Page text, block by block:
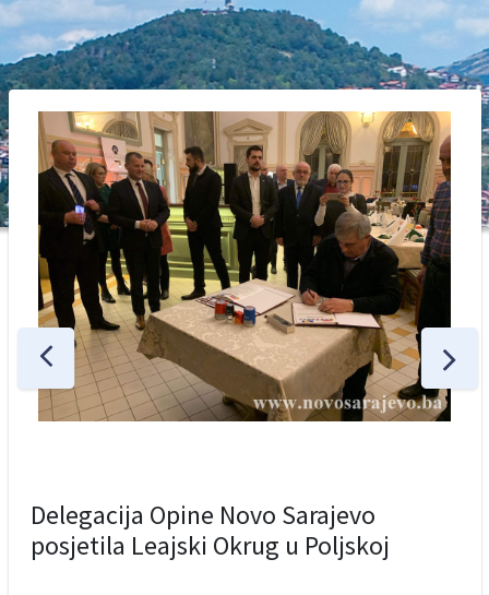
Delegacija Opine Novo Sarajevo
posjetila Leajski Okrug u Poljskoj